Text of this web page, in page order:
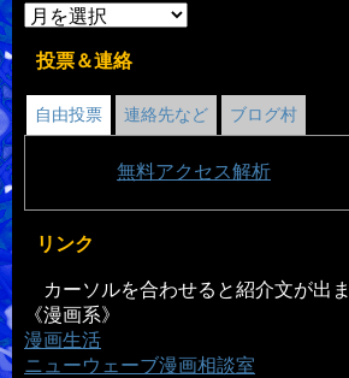
投票＆連絡
自由投票 連絡先など ブログ村
無料アクセス解析
リンク
カーソルを合わせると紹介文が出ま
《漫画系》
漫画生活
ニューウェーブ漫画相談室